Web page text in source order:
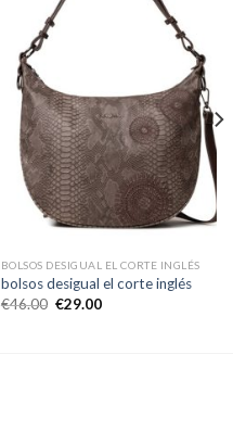
BOLSOS DESIGUAL EL CORTE INGLÉS
bolsos desigual el corte inglés
€46.00 €29.00